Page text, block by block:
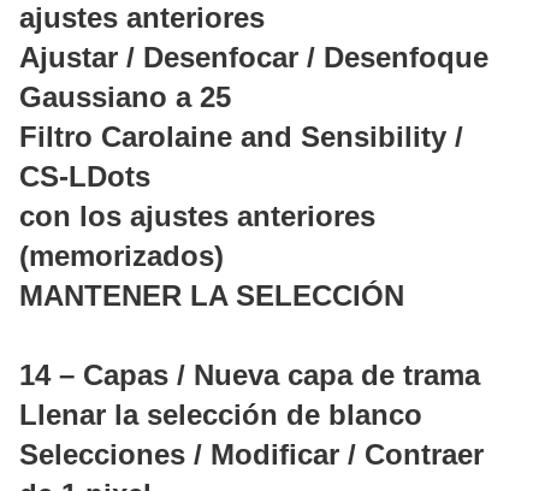
ajustes anteriores
Ajustar / Desenfocar / Desenfoque
Gaussiano a 25
Filtro Carolaine and Sensibility /
CS-LDots
con los ajustes anteriores
(memorizados)
MANTENER LA SELECCIÓN
14 – Capas / Nueva capa de trama
Llenar la selección de blanco
Selecciones / Modificar / Contraer